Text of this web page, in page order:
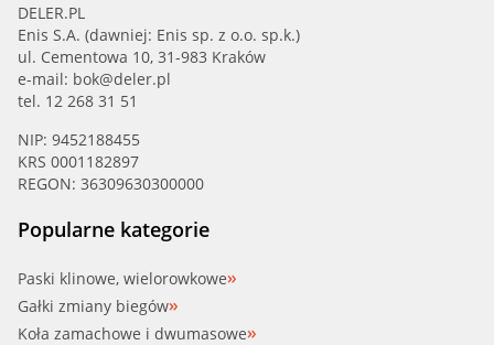
WE PARTS (421850082)
WILMINK (WG1794931)
ZZVF (ZV71MW)
DELER.PL
Enis S.A. (dawniej: Enis sp. z o.o. sp.k.)
ul. Cementowa 10, 31-983 Kraków
e-mail: bok@deler.pl
tel. 12 268 31 51
NIP: 9452188455
KRS 0001182897
REGON: 36309630300000
Popularne kategorie
Paski klinowe, wielorowkowe
Gałki zmiany biegów
Koła zamachowe i dwumasowe